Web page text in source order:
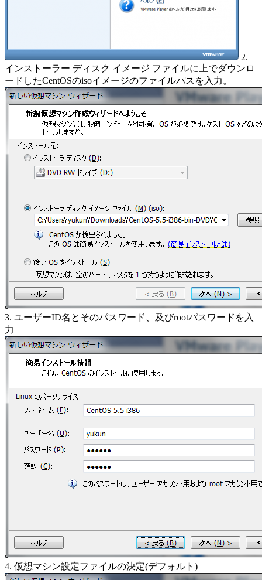
2.
インストーラー ディスク イメージ ファイルに上でダウンロ
ードしたCentOSのisoイメージのファイルパスを入力。
3. ユーザーID名とそのパスワード、及びrootパスワードを入
力
4. 仮想マシン設定ファイルの決定(デフォルト)